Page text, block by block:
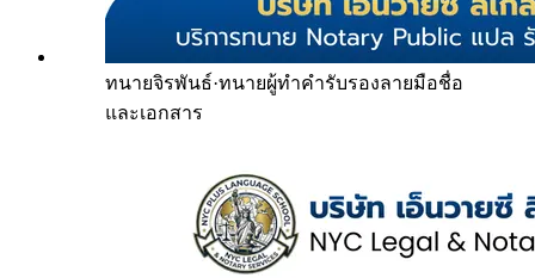
ทนายจิรพันธ์·ทนายผู้ทำคำรับรองลายมือชื่อ
และเอกสาร